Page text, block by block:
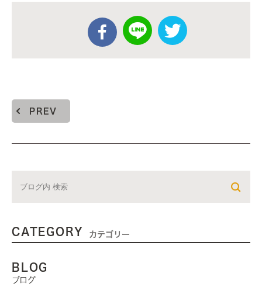
PREV
CATEGORY カテゴリー
BLOG
ブログ